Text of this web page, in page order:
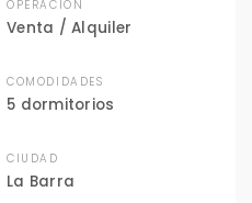
OPERACIÓN
Venta / Alquiler
COMODIDADES
5 dormitorios
CIUDAD
La Barra